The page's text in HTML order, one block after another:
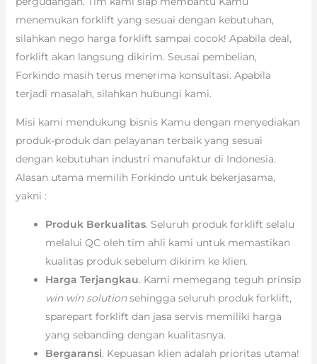
menemukan forklift yang sesuai dengan kebutuhan,
silahkan nego harga forklift sampai cocok! Apabila deal,
forklift akan langsung dikirim. Seusai pembelian,
Forkindo masih terus menerima konsultasi. Apabila
terjadi masalah, silahkan hubungi kami.
Misi kami mendukung bisnis Kamu dengan menyediakan
produk-produk dan pelayanan terbaik yang sesuai
dengan kebutuhan industri manufaktur di Indonesia.
Alasan utama memilih Forkindo untuk bekerjasama,
yakni :
Produk Berkualitas. Seluruh produk forklift selalu
melalui QC oleh tim ahli kami untuk memastikan
kualitas produk sebelum dikirim ke klien.
Harga Terjangkau. Kami memegang teguh prinsip
win win solutionsehingga seluruh produk forklift,
sparepart forklift dan jasa servis memiliki harga
yang sebanding dengan kualitasnya.
Bergaransi. Kepuasan klien adalah prioritas utama!